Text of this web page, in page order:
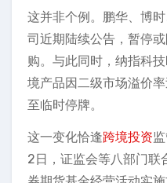
这并非个例。鹏华、博
司近期陆续公告，暂停
购。与此同时，纳指科
境产品因二级市场溢价
至临时停牌。
这一变化恰逢跨境投资
2日，证监会等八部门联